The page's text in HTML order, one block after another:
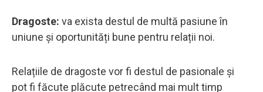
Dragoste: va exista destul de multă pasiune în
uniune și oportunități bune pentru relații noi.
Relațiile de dragoste vor fi destul de pasionale și
pot fi făcute plăcute petrecând mai mult timp